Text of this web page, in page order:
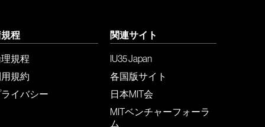
程
規程
規約
イバシー
関連サイト
IU35 Japan
各国版サイト
日本MIT会
MITベンチャーフォーラ
ム